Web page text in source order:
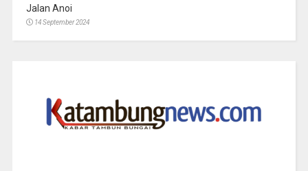
Jalan Anoi
14 September 2024